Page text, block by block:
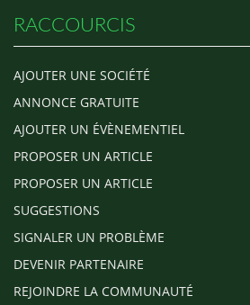
RACCOURCIS
AJOUTER UNE SOCIÉTÉ
ANNONCE GRATUITE
AJOUTER UN ÉVÈNEMENTIEL
PROPOSER UN ARTICLE
PROPOSER UN ARTICLE
SUGGESTIONS
SIGNALER UN PROBLÈME
DEVENIR PARTENAIRE
REJOINDRE LA COMMUNAUTÉ